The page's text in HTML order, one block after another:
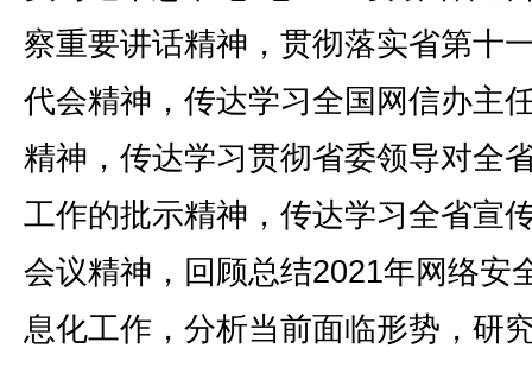
察重要讲话精神，贯彻落实省第十
代会精神，传达学习全国网信办主
精神，传达学习贯彻省委领导对全
工作的批示精神，传达学习全省宣
会议精神，回顾总结2021年网络安
息化工作，分析当前面临形势，研